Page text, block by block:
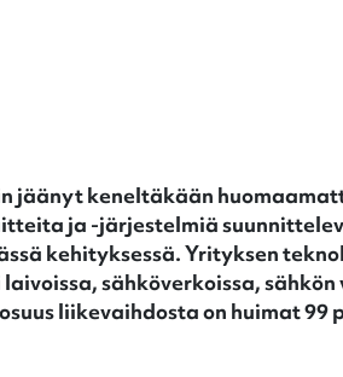
jäänyt keneltäkään
ja -järjestelmiä
kehityksessä. Yrityksen
sähköverkoissa, sähkön
liikevaihdosta on huimat 99